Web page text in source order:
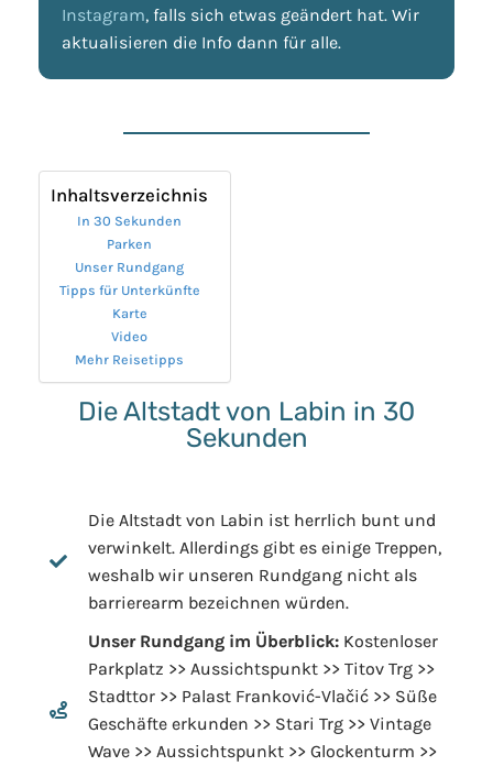
Instagram, falls sich etwas geändert hat. Wir
aktualisieren die Info dann für alle.
Inhaltsverzeichnis
In 30 Sekunden
Parken
Unser Rundgang
Tipps für Unterkünfte
Karte
Video
Mehr Reisetipps
Die Altstadt von Labin in 30
Sekunden
Die Altstadt von Labin ist herrlich bunt und
verwinkelt. Allerdings gibt es einige Treppen,
weshalb wir unseren Rundgang nicht als
barrierearm bezeichnen würden.
Unser Rundgang im Überblick: Kostenloser
Parkplatz >> Aussichtspunkt >> Titov Trg >>
Stadttor >> Palast Franković-Vlačić >> Süße
Geschäfte erkunden >> Stari Trg >> Vintage
Wave >> Aussichtspunkt >> Glockenturm >>